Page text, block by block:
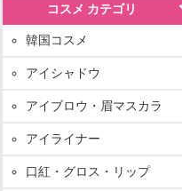
コスメ カテゴリ
韓国コスメ
アイシャドウ
アイブロウ・眉マスカラ
アイライナー
口紅・グロス・リップ